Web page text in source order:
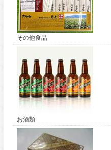
その他食品
お酒類